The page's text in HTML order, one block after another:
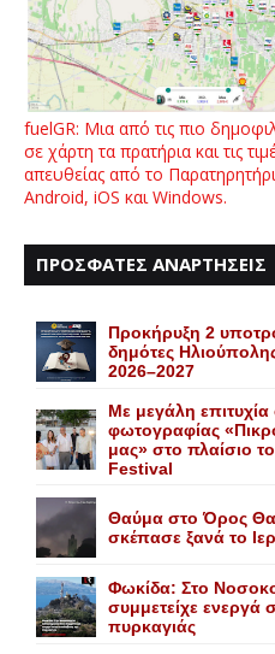
fuelGR: Μια από τις πιο
σε χάρτη τα πρατήρια και τις
απευθείας από το
Android, iOS και Windows.
ΠΡΟΣΦΑΤΕΣ ΑΝΑΡΤΗΣΕΙΣ
Προκήρυξη 2
δημότες
2026–2027
Με μεγάλη
φωτογραφίας
μας» στο πλαίσιο
Festival
Θαύμα στο Όρος
σκέπασε ξανά το
Φωκίδα: Στο
συμμετείχε ενεργά
πυρκαγιάς